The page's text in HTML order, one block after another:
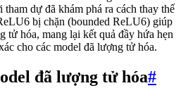
dự đã khám phá ra cách thay thế
bị chặn (bounded ReLU6) giúp
tử hóa, mang lại kết quả đầy hứa hẹn
cho các model đã lượng tử hóa.
đã lượng tử hóa#